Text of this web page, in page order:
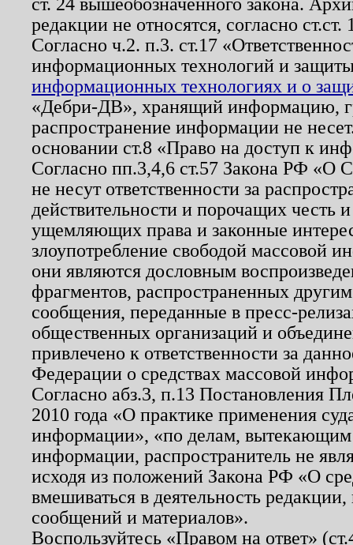
редакции не относятся, согласно
Согласно ч.2. п.3. ст.17
информационных технологий и
информационных технологиях и о
«Дебри-ДВ», хранящий информацию,
распространение информации не
основании ст.8 «Право на доступ к
Согласно пп.3,4,6 ст.57 Закона РФ «О
не несут ответственности за
действительности и порочащих честь
ущемляющих права и законные
злоупотребление свободой массовой
они являются дословным
фрагментов, распространенных
сообщения, переданные в пресс-
общественных организаций и
привлечено к ответственности за
Федерации о средствах массовой
Согласно абз.3, п.13 Постановления
2010 года «О практике применения
информации», «по делам, вытекающим
информации, распространитель не
исходя из положений Закона РФ «О
вмешиваться в деятельность
сообщений и материалов».
Воспользуйтесь «Правом на ответ»